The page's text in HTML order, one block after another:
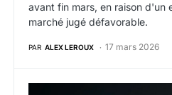
avant fin mars, en raison d'un
marché jugé défavorable.
PAR ALEX LEROUX 17 mars 2026
Yuga Labs se sépare des